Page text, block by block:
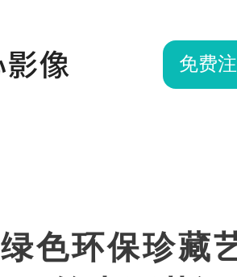
免费
绿色环保珍藏